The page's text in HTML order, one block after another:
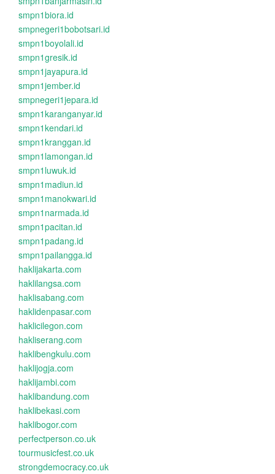
smpn1biora.id
smpnegeri1bobotsari.id
smpn1boyolali.id
smpn1gresik.id
smpn1jayapura.id
smpn1jember.id
smpnegeri1jepara.id
smpn1karanganyar.id
smpn1kendari.id
smpn1kranggan.id
smpn1lamongan.id
smpn1luwuk.id
smpn1madiun.id
smpn1manokwari.id
smpn1narmada.id
smpn1pacitan.id
smpn1padang.id
smpn1pailangga.id
haklijakarta.com
haklilangsa.com
haklisabang.com
haklidenpasar.com
haklicilegon.com
hakliserang.com
haklibengkulu.com
haklijogja.com
haklijambi.com
haklibandung.com
haklibekasi.com
haklibogor.com
perfectperson.co.uk
tourmusicfest.co.uk
strongdemocracy.co.uk